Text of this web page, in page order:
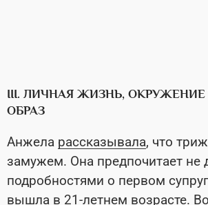
III. ЛИЧНАЯ ЖИЗНЬ,
ОБРАЗ
Анжела рассказывала, что
замужем. Она предпочитает не
подробностями о первом
вышла в 21-летнем возрасте.